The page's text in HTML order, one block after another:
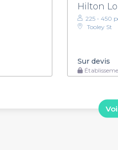
Hilton
225 - 450
Tooley St
Sur devis